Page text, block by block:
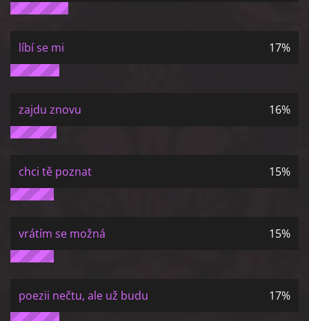
líbí se mi 17%
zajdu znovu 16%
chci tě poznat 15%
vrátím se možná 15%
poezii nečtu, ale už budu 17%